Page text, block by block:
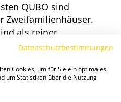
QUBO sind
Zweifamilienhäuser.
als reiner
oder zwei Briefkästen
Klingelsystem
Entnahme vorn oder
verzinktem,
Datenschutzbestimmungen
Cookies, um für Sie ein optimales
um Statistiken über die Nutzung